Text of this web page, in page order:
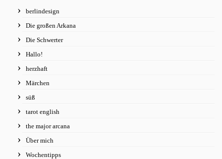
berlindesign
Die großen Arkana
Die Schwerter
Hallo!
herzhaft
Märchen
süß
tarot english
the major arcana
Über mich
Wochentipps